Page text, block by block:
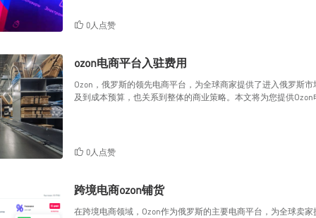
0人点赞
ozon电商平台入驻费用
Ozon，俄罗斯的领先电商平台，为全球商家提供了进入俄罗斯
及到成本预算，也关系到整体的商业策略。本文将为您提供
0人点赞
跨境电商ozon铺货
在跨境电商领域，Ozon作为俄罗斯的主要电商平台，为全球卖